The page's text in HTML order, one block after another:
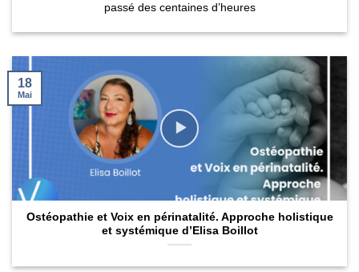
passé des centaines d’heures
Ostéopathie et Voix en périnatalité. Approche holistique
et systémique d’Elisa Boillot
18
Mai